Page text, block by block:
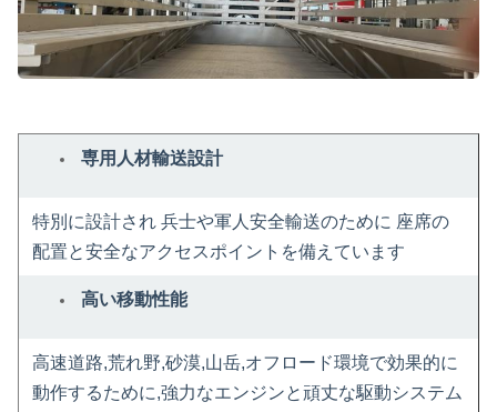
専用人材輸送設計
特別に設計され 兵士や軍人安全輸送のために 座席の
配置と安全なアクセスポイントを備えています
高い移動性能
高速道路,荒れ野,砂漠,山岳,オフロード環境で効果的に
動作するために,強力なエンジンと頑丈な駆動システム